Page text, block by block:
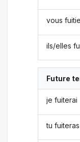
vous
ils/elles
Future
je fuiterai
tu fuiteras